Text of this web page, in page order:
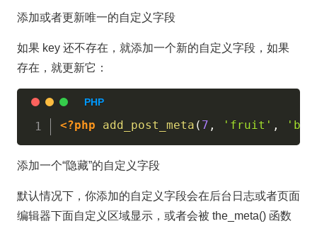
添加或者更新唯一的自定义字段
如果 key 还不存在，就添加一个新的自定义字段，如果
存在，就更新它：
<?php add_post_meta ( 7 , 'fruit' ,
添加一个“隐藏”的自定义字段
默认情况下，你添加的自定义字段会在后台日志或者页面
编辑器下面自定义区域显示，或者会被 the_meta() 函数